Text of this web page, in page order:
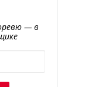
— в